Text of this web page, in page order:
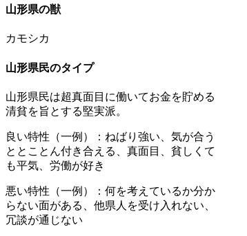
山形県の獣
カモシカ
山形県民のタイプ
山形県民は超真面目に働いてお金を貯める
清貧を旨とする堅実派。
良い特性（一例）：ねばり強い、気が合う
ととことん付き合える、真面目、貧しくて
も平気、労働が好き
悪い特性（一例）：何を考えているか分か
らない面がある、他県人を受け入れない、
冗談が通じない